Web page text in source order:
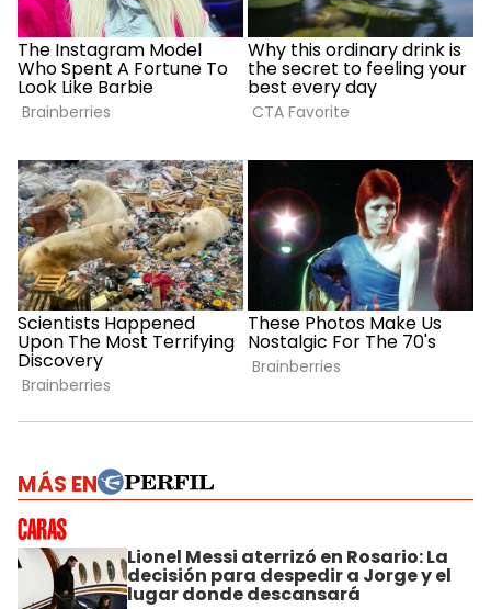
MÁS EN
Lionel Messi aterrizó en Rosario: La
decisión para despedir a Jorge y el
lugar donde descansará